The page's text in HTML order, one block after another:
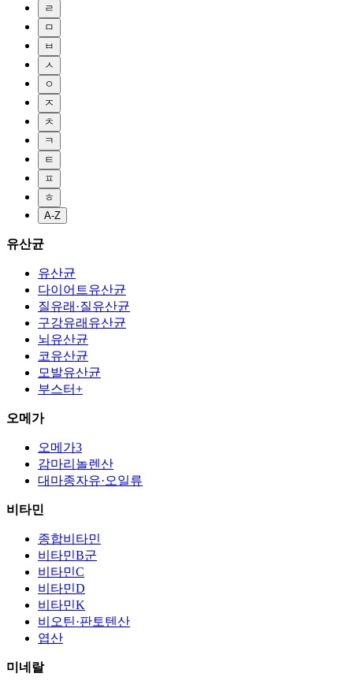
ㄹ
ㅁ
ㅂ
ㅅ
ㅇ
ㅈ
ㅊ
ㅋ
ㅌ
ㅍ
ㅎ
A-Z
유산균
유산균
다이어트유산균
질유래·질유산균
구강유래유산균
뇌유산균
코유산균
모발유산균
부스터+
오메가
오메가3
감마리놀렌산
대마종자유·오일류
비타민
종합비타민
비타민B군
비타민C
비타민D
비타민K
비오틴·판토텐산
엽산
미네랄